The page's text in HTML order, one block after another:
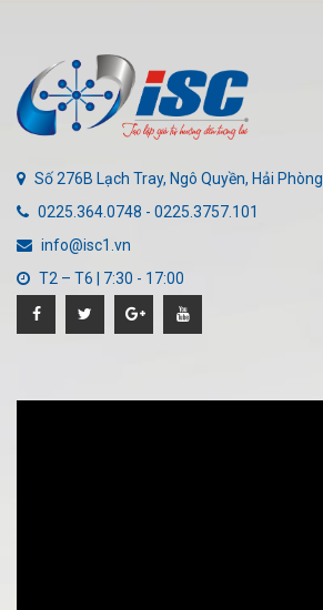
Số 276B Lạch Tray, Ngô Quyền, Hải Phòng
0225.364.0748 - 0225.3757.101
info@isc1.vn
T2 – T6 | 7:30 - 17:00